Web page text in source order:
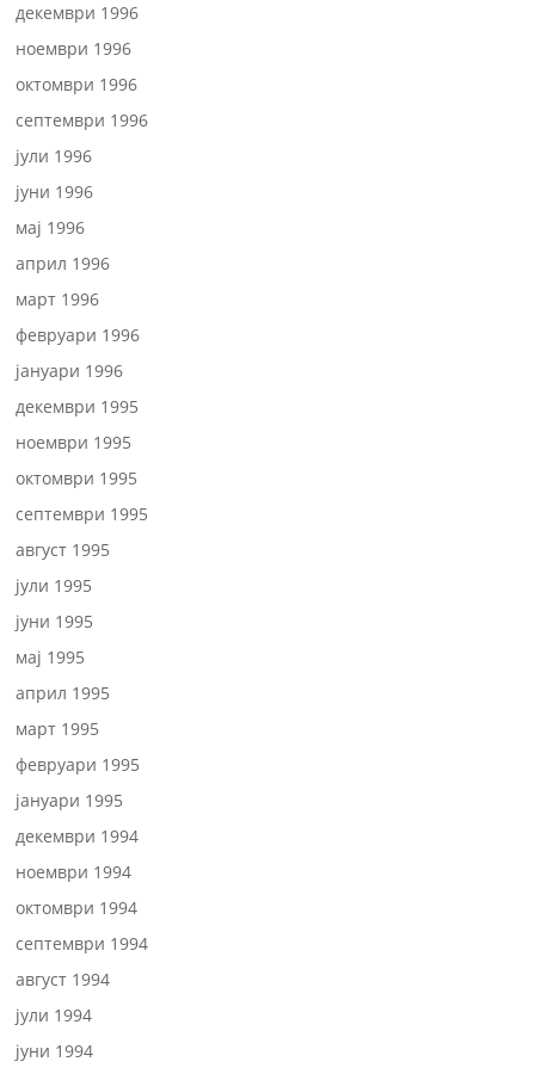
декември 1996
ноември 1996
октомври 1996
септември 1996
јули 1996
јуни 1996
мај 1996
април 1996
март 1996
февруари 1996
јануари 1996
декември 1995
ноември 1995
октомври 1995
септември 1995
август 1995
јули 1995
јуни 1995
мај 1995
април 1995
март 1995
февруари 1995
јануари 1995
декември 1994
ноември 1994
октомври 1994
септември 1994
август 1994
јули 1994
јуни 1994